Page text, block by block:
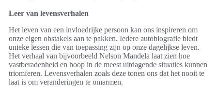
Leer van levensverhalen
Het leven van een invloedrijke persoon kan ons inspireren om
onze eigen obstakels aan te pakken. Iedere autobiografie biedt
unieke lessen die van toepassing zijn op onze dagelijkse leven.
Het verhaal van bijvoorbeeld Nelson Mandela laat zien hoe
vastberadenheid en hoop in de meest uitdagende situaties kunnen
triomferen. Levensverhalen zoals deze tonen ons dat het nooit te
laat is om veranderingen te omarmen.